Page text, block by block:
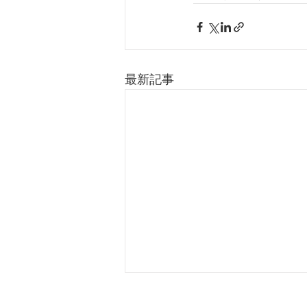
最新記事